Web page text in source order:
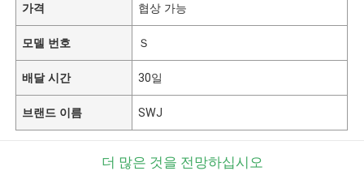
가격 협상 가능
모델 번호 Ｓ
배달 시간 30일
브랜드 이름 SWJ
더 많은 것을 전망하십시오